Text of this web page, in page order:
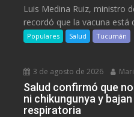
Luis Medina Ruiz, ministro
recordó que la vacuna está
Populares Salud Tucumán
3 de agosto de 2026
Salud confirmó que
ni chikungunya y
respiratoria